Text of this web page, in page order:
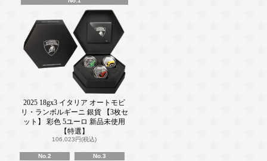
2025 18gx3 イタリア オートモビ
リ・ランボルギーニ 銀貨 【3枚セ
ット】 彩色 5ユーロ 新品未使用
【特選】
106,023円(税込)
No.2 No.3